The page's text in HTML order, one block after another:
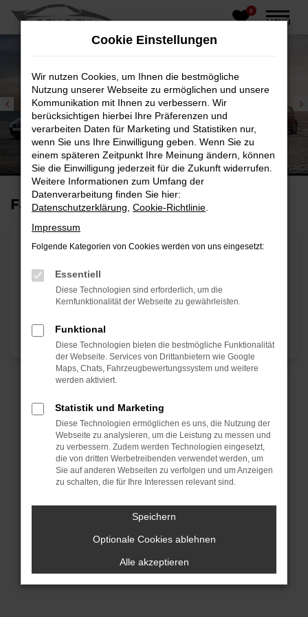
Zum
Hauptinhalt
0
MENÜ
Fahrzeugsuche
Cookie Einstellungen
Wir nutzen Cookies, um Ihnen die bestmögliche
Nutzung unserer Webseite zu ermöglichen und unsere
Kommunikation mit Ihnen zu verbessern. Wir
berücksichtigen hierbei Ihre Präferenzen und
verarbeiten Daten für Marketing und Statistiken nur,
wenn Sie uns Ihre Einwilligung geben. Wenn Sie zu
einem späteren Zeitpunkt Ihre Meinung ändern, können
Sie die Einwilligung jederzeit für die Zukunft widerrufen.
Weitere Informationen zum Umfang der
Datenverarbeitung finden Sie hier:
Datenschutzerklärung Cookie-Richtlinie
Impressum
Folgende Kategorien von Cookies werden von uns eingesetzt:
Essentiell
Diese Technologien sind erforderlich, um die
Kernfunktionalität der Webseite zu gewährleisten.
Funktional
Diese Technologien bieten die bestmögliche Funktionalität
der Webseite. Services von Drittanbietern wie Google
Maps, Chats, Fahrzeugbewertungssystem und weitere
werden aktiviert.
Statistik und Marketing
Diese Technologien ermöglichen es uns, die Nutzung der
Webseite zu analysieren, um die Leistung zu messen und
zu verbessern. Zudem werden Technologien eingesetzt,
die von dritten Werbetreibenden verwendet werden, um
Sie auf anderen Webseiten zu verfolgen und um Anzeigen
zu schalten, die für Ihre Interessen relevant sind.
Speichern
Optionale Cookies ablehnen
Alle akzeptieren